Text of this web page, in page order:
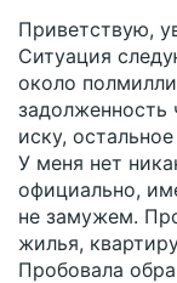
Приветствую,
Ситуация
около
задолженность
иску,
У меня нет
официально,
не замужем.
жилья,
Пробовала